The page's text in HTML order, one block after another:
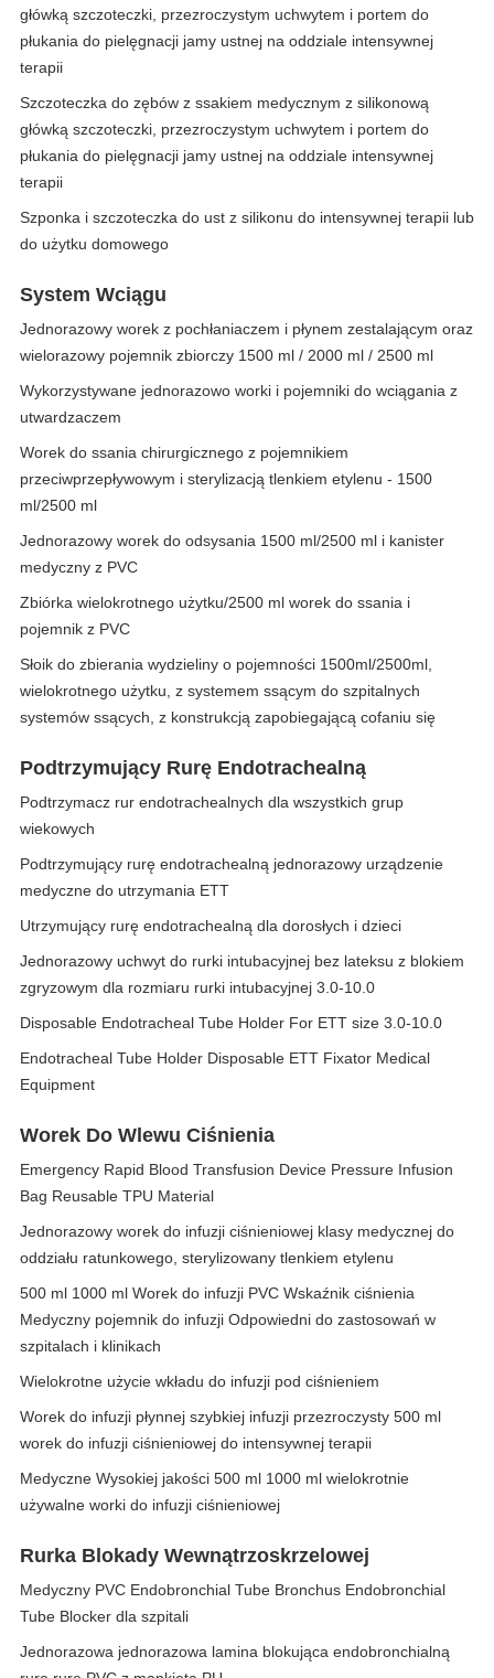
główką szczoteczki, przezroczystym uchwytem i portem do
płukania do pielęgnacji jamy ustnej na oddziale intensywnej
terapii
Szczoteczka do zębów z ssakiem medycznym z silikonową
główką szczoteczki, przezroczystym uchwytem i portem do
płukania do pielęgnacji jamy ustnej na oddziale intensywnej
terapii
Szponka i szczoteczka do ust z silikonu do intensywnej terapii lub
do użytku domowego
System Wciągu
Jednorazowy worek z pochłaniaczem i płynem zestalającym oraz
wielorazowy pojemnik zbiorczy 1500 ml / 2000 ml / 2500 ml
Wykorzystywane jednorazowo worki i pojemniki do wciągania z
utwardzaczem
Worek do ssania chirurgicznego z pojemnikiem
przeciwprzepływowym i sterylizacją tlenkiem etylenu - 1500
ml/2500 ml
Jednorazowy worek do odsysania 1500 ml/2500 ml i kanister
medyczny z PVC
Zbiórka wielokrotnego użytku/2500 ml worek do ssania i
pojemnik z PVC
Słoik do zbierania wydzieliny o pojemności 1500ml/2500ml,
wielokrotnego użytku, z systemem ssącym do szpitalnych
systemów ssących, z konstrukcją zapobiegającą cofaniu się
Podtrzymujący Rurę Endotrachealną
Podtrzymacz rur endotrachealnych dla wszystkich grup
wiekowych
Podtrzymujący rurę endotrachealną jednorazowy urządzenie
medyczne do utrzymania ETT
Utrzymujący rurę endotrachealną dla dorosłych i dzieci
Jednorazowy uchwyt do rurki intubacyjnej bez lateksu z blokiem
zgryzowym dla rozmiaru rurki intubacyjnej 3.0-10.0
Disposable Endotracheal Tube Holder For ETT size 3.0-10.0
Endotracheal Tube Holder Disposable ETT Fixator Medical
Equipment
Worek Do Wlewu Ciśnienia
Emergency Rapid Blood Transfusion Device Pressure Infusion
Bag Reusable TPU Material
Jednorazowy worek do infuzji ciśnieniowej klasy medycznej do
oddziału ratunkowego, sterylizowany tlenkiem etylenu
500 ml 1000 ml Worek do infuzji PVC Wskaźnik ciśnienia
Medyczny pojemnik do infuzji Odpowiedni do zastosowań w
szpitalach i klinikach
Wielokrotne użycie wkładu do infuzji pod ciśnieniem
Worek do infuzji płynnej szybkiej infuzji przezroczysty 500 ml
worek do infuzji ciśnieniowej do intensywnej terapii
Medyczne Wysokiej jakości 500 ml 1000 ml wielokrotnie
używalne worki do infuzji ciśnieniowej
Rurka Blokady Wewnątrzoskrzelowej
Medyczny PVC Endobronchial Tube Bronchus Endobronchial
Tube Blocker dla szpitali
Jednorazowa jednorazowa lamina blokująca endobronchialną